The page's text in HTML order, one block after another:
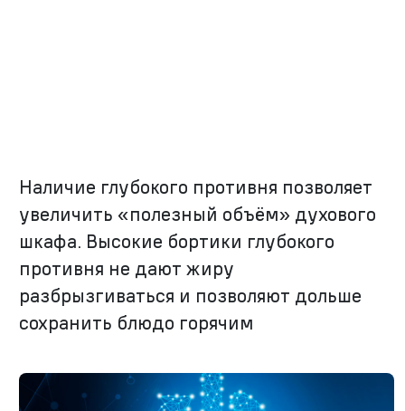
Наличие глубокого противня позволяет
увеличить «полезный объём» духового
шкафа. Высокие бортики глубокого
противня не дают жиру
разбрызгиваться и позволяют дольше
сохранить блюдо горячим